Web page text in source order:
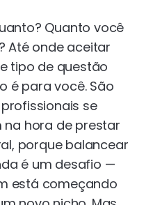
Quanto você
Até onde aceitar
tipo de questão
é para você. São
se
na hora de prestar
porque balancear
é um desafio —
está começando